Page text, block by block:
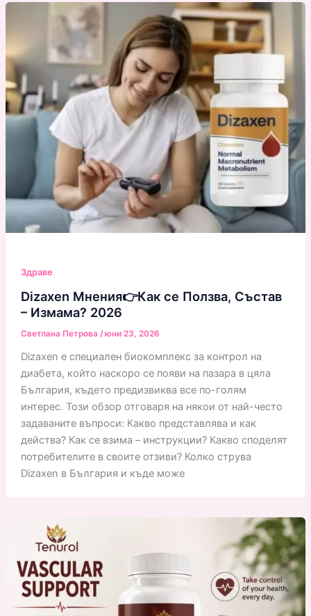
Здраве
Dizaxen Мнения👉Как се Ползва, Състав
– Измама? 2026
Светлана Петрова /юни 23, 2026
Dizaxen е специален биокомплекс за контрол на
диабета, който наскоро се появи на пазара в цяла
България, където предизвиква все по-голям
интерес. Този обзор отговаря на някои от най-често
задаваните въпроси: Какво представлява и как
действа? Как се взима – инструкции? Какво споделят
потребителите в своите отзиви? Колко струва
Dizaxen в България и къде може